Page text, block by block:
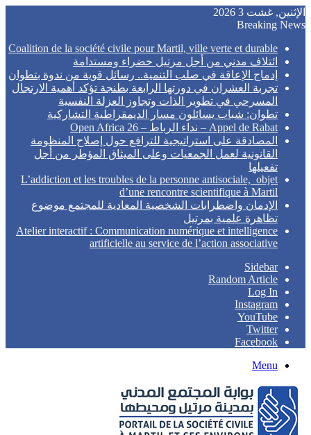
الإثنين, غشت 3 2026
Breaking News
Coalition de la société civile pour Martil, ville verte et durable
ائتلاف مدني من أجل مرتيل خضراء ومستدامة
إدماج الإعاقة في صلب التنمية.. رسائل قوية من ندوة بتطوان
تجربة العشران في دورتها الرابعة بطنجة تؤكد أهمية الارتجال
المسرحي في تطوير الذات وتجاوز العزلة النفسية
تطوان: شباب يسائلون مسار الديمقراطية التشاركية
Appel de Rabat – نداء الرباط – Open Africa 26
المصادقة على استراتيجية للترافع حول إصلاح المنظومة
القانونية لعمل الجمعيات وعلى الميثاق المؤطر من أجل
تفعيلها
L’addiction et les troubles de la personne antisociale, objet
d’une rencontre scientifique à Martil
الإدمان واضطرابات الشخصية المعادية للمجتمع موضوع
تظاهرة علمية بمرتيل
Atelier interactif : Communication numérique et intelligence
artificielle au service de l’action associative
Sidebar
Random Article
Log In
Instagram
YouTube
Twitter
Facebook
Menu